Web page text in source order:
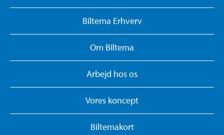
Biltema Erhverv
Om Biltema
Arbejd hos os
Vores koncept
Biltemakort